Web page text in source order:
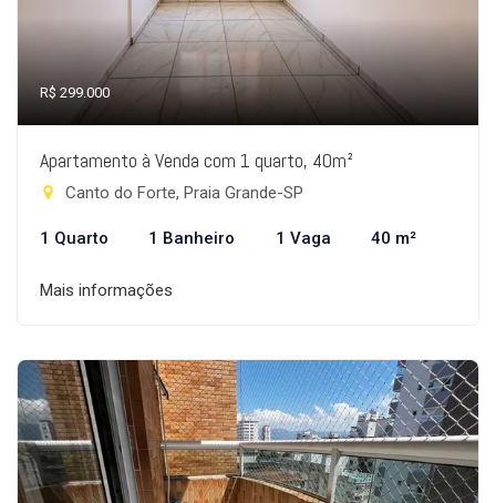
R$ 299.000
Apartamento à Venda com 1 quarto, 40m²
Canto do Forte, Praia Grande-SP
1 Quarto 1 Banheiro 1 Vaga 40 m²
Mais informações